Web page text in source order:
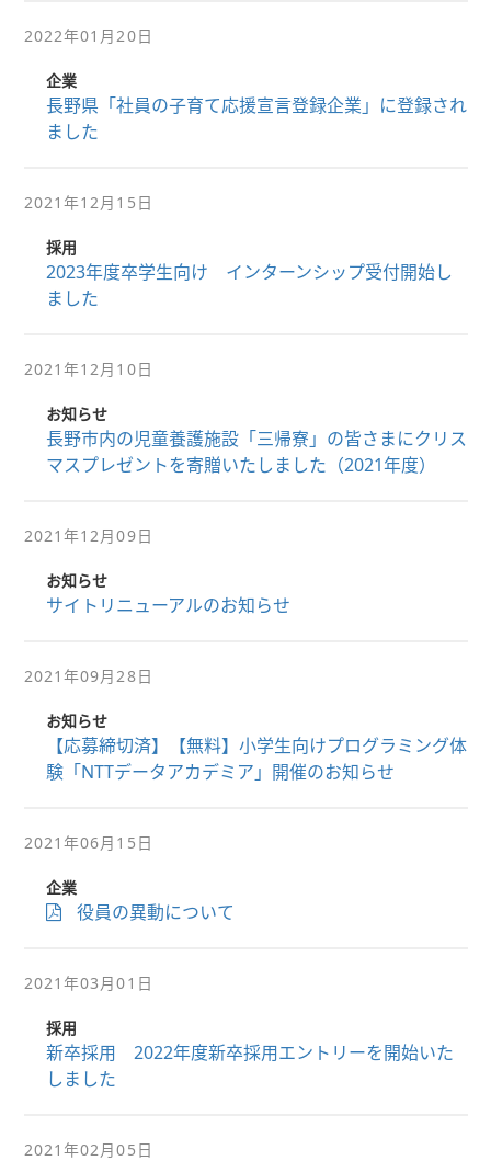
2022年01月20日
企業
長野県「社員の子育て応援宣言登録企業」に登録され
ました
2021年12月15日
採用
2023年度卒学生向け インターンシップ受付開始し
ました
2021年12月10日
お知らせ
長野市内の児童養護施設「三帰寮」の皆さまにクリス
マスプレゼントを寄贈いたしました（2021年度）
2021年12月09日
お知らせ
サイトリニューアルのお知らせ
2021年09月28日
お知らせ
【応募締切済】【無料】小学生向けプログラミング体
験「NTTデータアカデミア」開催のお知らせ
2021年06月15日
企業
役員の異動について
2021年03月01日
採用
新卒採用 2022年度新卒採用エントリーを開始いた
しました
2021年02月05日